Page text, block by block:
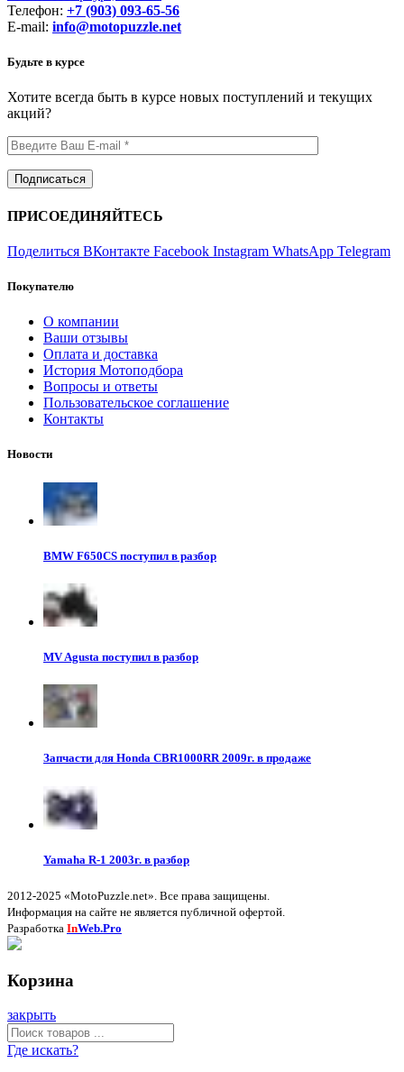
Телефон: +7 (903) 093-65-56
E-mail: info@motopuzzle.net
Будьте в курсе
Хотите всегда быть в курсе новых поступлений и текущих
акций?
ПРИСОЕДИНЯЙТЕСЬ
Поделиться ВКонтакте Facebook Instagram WhatsApp Telegram
Покупателю
О компании
Ваши отзывы
Оплата и доставка
История Мотоподбора
Вопросы и ответы
Пользовательское соглашение
Контакты
Новости
BMW F650CS поступил в разбор
MV Agusta поступил в разбор
Запчасти для Honda CBR1000RR 2009г. в продаже
Yamaha R-1 2003г. в разбор
2012-2025 «MotoPuzzle.net». Все права защищены.
Информация на сайте не является публичной офертой.
Разработка InWeb.Pro
Корзина
закрыть
Где искать?